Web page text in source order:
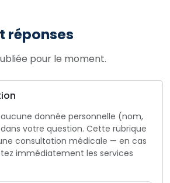
réponses
pour le moment.
donnée personnelle (nom,
votre question. Cette rubrique
consultation médicale — en cas
immédiatement les services